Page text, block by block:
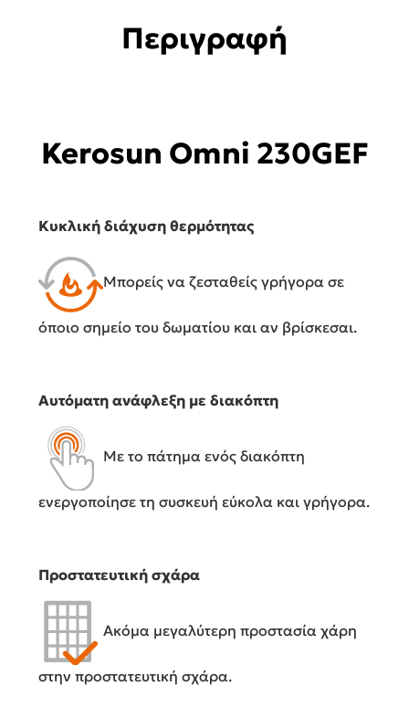
Περιγραφή
Kerosun Omni 230GEF
Κυκλική διάχυση θερμότητας
Μπορείς να ζεσταθείς γρήγορα σε
όποιο σημείο του δωματίου και αν βρίσκεσαι.
Αυτόματη ανάφλεξη με διακόπτη
Με το πάτημα ενός διακόπτη
ενεργοποίησε τη συσκευή εύκολα και γρήγορα.
Προστατευτική σχάρα
Ακόμα μεγαλύτερη προστασία χάρη
στην προστατευτική σχάρα.